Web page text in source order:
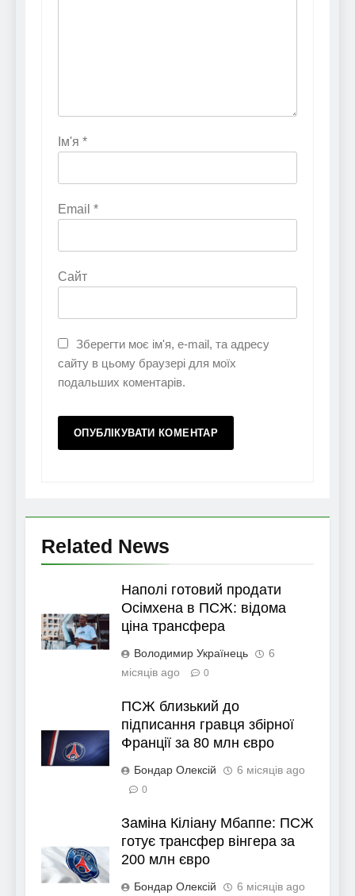
Ім'я *
Email *
Сайт
Зберегти моє ім'я, e-mail, та адресу
сайту в цьому браузері для моїх
подальших коментарів.
Related News
Наполі готовий продати
Осімхена в ПСЖ: відома
ціна трансфера
Володимир Українець
6
місяців ago
0
ПСЖ близький до
підписання гравця збірної
Франції за 80 млн євро
Бондар Олексій 6 місяців ago
0
Заміна Кіліану Мбаппе: ПСЖ
готує трансфер вінгера за
200 млн євро
Бондар Олексій 6 місяців ago